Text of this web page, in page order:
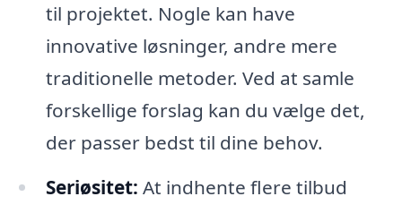
til projektet. Nogle kan have
innovative løsninger, andre mere
traditionelle metoder. Ved at samle
forskellige forslag kan du vælge det,
der passer bedst til dine behov.
Seriøsitet: At indhente flere tilbud